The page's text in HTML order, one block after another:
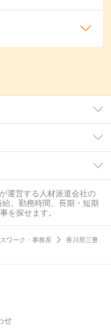
運営する人材派遣会社の
、勤務時間、長期・短期
を探せます。
ワーク・事務系
香川県三豊
せ